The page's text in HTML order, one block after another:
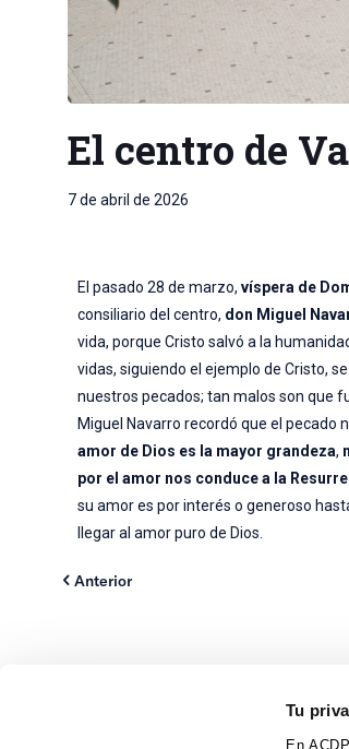
Tu
En ACDP
El centro de
7 de abril de 2026
El pasado 28 de marzo, víspera de
consiliario del centro, don Miguel
vida, porque Cristo salvó a la
vidas, siguiendo el ejemplo de Cristo,
nuestros pecados; tan malos son que
Miguel Navarro recordó que el pecado
amor de Dios es la mayor grandeza,
por el amor nos conduce a la
su amor es por interés o generoso
llegar al amor puro de Dios.
Anterior